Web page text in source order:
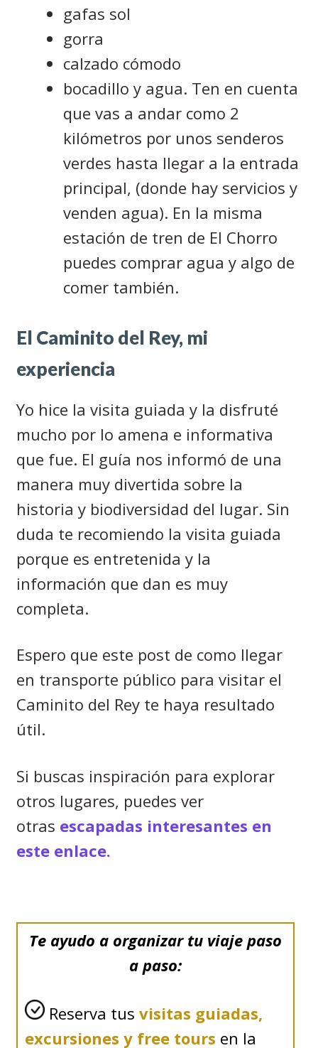
gafas sol
gorra
calzado cómodo
bocadillo y agua. Ten en cuenta
que vas a andar como 2
kilómetros por unos senderos
verdes hasta llegar a la entrada
principal, (donde hay servicios y
venden agua). En la misma
estación de tren de El Chorro
puedes comprar agua y algo de
comer también.
El Caminito del Rey, mi
experiencia
Yo hice la visita guiada y la disfruté
mucho por lo amena e informativa
que fue. El guía nos informó de una
manera muy divertida sobre la
historia y biodiversidad del lugar. Sin
duda te recomiendo la visita guiada
porque es entretenida y la
información que dan es muy
completa.
Espero que este post de como llegar
en transporte público para visitar el
Caminito del Rey te haya resultado
útil.
Si buscas inspiración para explorar
otros lugares, puedes ver
otras escapadas interesantes en
este enlace.
Te ayudo a organizar tu viaje paso
a paso:
Reserva tus visitas guiadas,
excursiones y free tours en la